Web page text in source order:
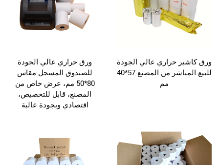
ورق كاشير حراري عالي الجودة
للبيع المباشر من المصنع 57*40
مم
ورق حراري عالي الجودة
للصندوق المسجل مقاس
80*50 مم، عرض خاص من
المصنع، قابل للتخصيص،
اقتصادي وبجودة عالية